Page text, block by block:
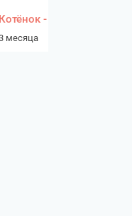
Котёнок - девочка
месяца